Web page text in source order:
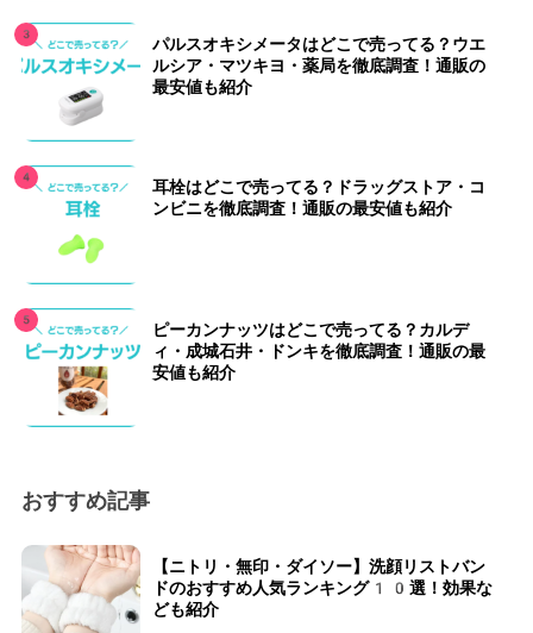
パルスオキシメータはどこで売ってる？ウエ
ルシア・マツキヨ・薬局を徹底調査！通販の
最安値も紹介
耳栓はどこで売ってる？ドラッグストア・コ
ンビニを徹底調査！通販の最安値も紹介
ピーカンナッツはどこで売ってる？カルデ
ィ・成城石井・ドンキを徹底調査！通販の最
安値も紹介
おすすめ記事
【ニトリ・無印・ダイソー】洗顔リストバン
ドのおすすめ人気ランキング10選！効果な
ども紹介